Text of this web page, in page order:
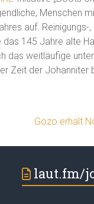
Menschen
auf. Reinigungs-
145 Jahre alte
das weitläufige
Zeit der Johanniter
Gozo erhält
laut.fm/